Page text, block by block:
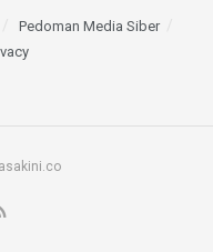
Pedoman Media Siber